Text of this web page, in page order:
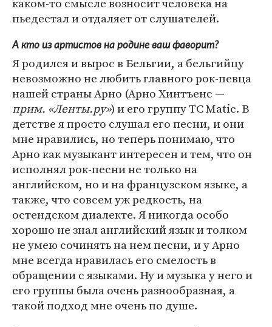
каком-то смысле возносит человека на
пьедестал и отдаляет от слушателей.
А кто из артистов на родине ваш фаворит?
Я родился и вырос в Бельгии, а бельгийцу
невозможно не любить главного рок-певца
нашей страны Арно (Арно Хинтъенс —
прим. «Ленты.ру») и его группу TC Matic. В
детстве я просто слушал его песни, и они
мне нравились, но теперь понимаю, что
Арно как музыкант интересен и тем, что он
исполнял рок-песни не только на
английском, но и на французском языке, а
также, что совсем уж редкость, на
остендском диалекте. Я никогда особо
хорошо не знал английский язык и толком
не умею сочинять на нем песни, и у Арно
мне всегда нравилась его смелость в
обращении с языками. Ну и музыка у него и
его группы была очень разнообразная, а
такой подход мне очень по душе.